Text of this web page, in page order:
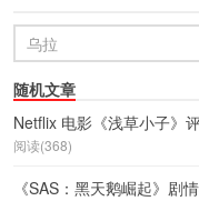
随机文章
Netflix 电影《浅草小子》
阅读(368)
《SAS：黑天鹅崛起》剧